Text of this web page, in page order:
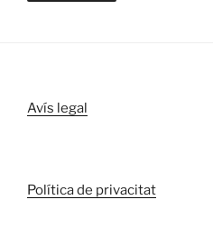
Avís legal
Política de privacitat